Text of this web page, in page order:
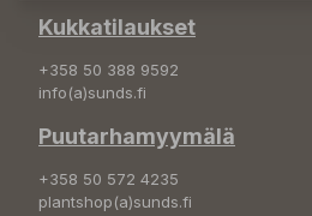
Kukkatilaukset
+358 50 388 9592
info(a)sunds.fi
Puutarhamyymälä
+358 50 572 4235
plantshop(a)sunds.fi